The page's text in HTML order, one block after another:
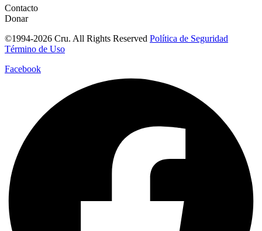
Contacto
Donar
©1994-2026 Cru. All Rights Reserved Política de Seguridad
Término de Uso
Facebook